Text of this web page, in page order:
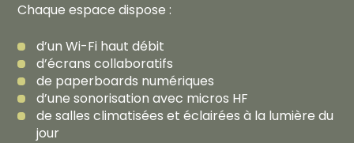
Chaque espace dispose :
d’un Wi-Fi haut débit
d’écrans collaboratifs
de paperboards numériques
d’une sonorisation avec micros HF
de salles climatisées et éclairées à la lumière du
jour